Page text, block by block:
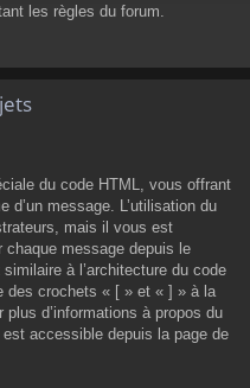
les règles du forum.
du code HTML, vous offrant
d’un message. L’utilisation du
mais il vous est
message depuis le
à l’architecture du code
des crochets « [ » et « ] » à la
d’informations à propos du
accessible depuis la page de